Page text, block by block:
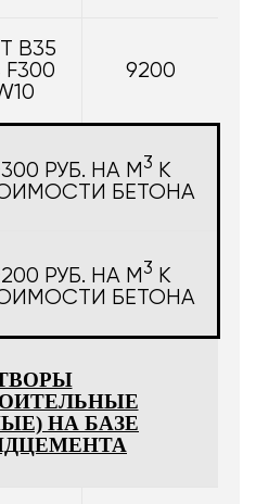
В35
9200
РУБ. НА М3 К
БЕТОНА
РУБ. НА М3 К
БЕТОНА
НА БАЗЕ